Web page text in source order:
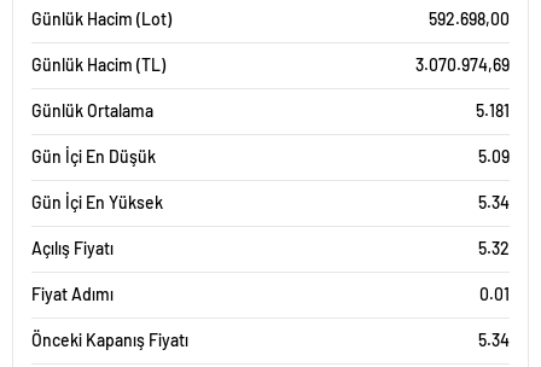
Günlük Hacim (Lot) 592.698,00
Günlük Hacim (TL) 3.070.974,69
Günlük Ortalama 5.181
Gün İçi En Düşük 5.09
Gün İçi En Yüksek 5.34
Açılış Fiyatı 5.32
Fiyat Adımı 0.01
Önceki Kapanış Fiyatı 5.34